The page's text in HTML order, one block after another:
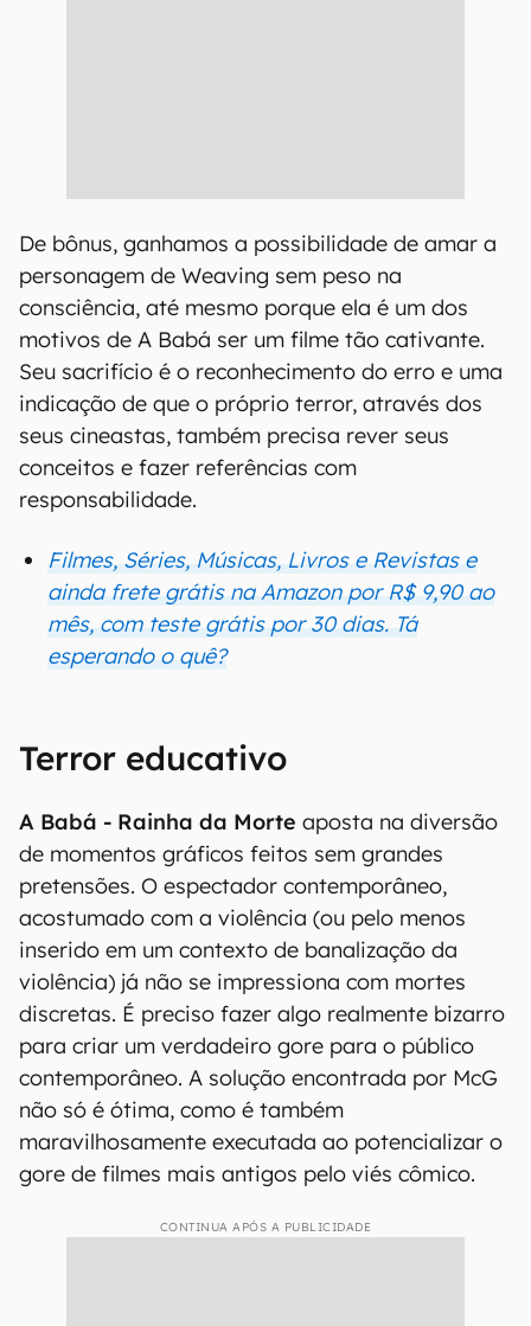
De bônus, ganhamos a possibilidade de amar a
personagem de Weaving sem peso na
consciência, até mesmo porque ela é um dos
motivos de A Babá ser um filme tão cativante.
Seu sacrifício é o reconhecimento do erro e uma
indicação de que o próprio terror, através dos
seus cineastas, também precisa rever seus
conceitos e fazer referências com
responsabilidade.
Filmes, Séries, Músicas, Livros e Revistas e
ainda frete grátis na Amazon por R$ 9,90 ao
mês, com teste grátis por 30 dias. Tá
esperando o quê?
Terror educativo
A Babá - Rainha da Morte aposta na diversão
de momentos gráficos feitos sem grandes
pretensões. O espectador contemporâneo,
acostumado com a violência (ou pelo menos
inserido em um contexto de banalização da
violência) já não se impressiona com mortes
discretas. É preciso fazer algo realmente bizarro
para criar um verdadeiro gore para o público
contemporâneo. A solução encontrada por McG
não só é ótima, como é também
maravilhosamente executada ao potencializar o
gore de filmes mais antigos pelo viés cômico.
CONTINUA APÓS A PUBLICIDADE